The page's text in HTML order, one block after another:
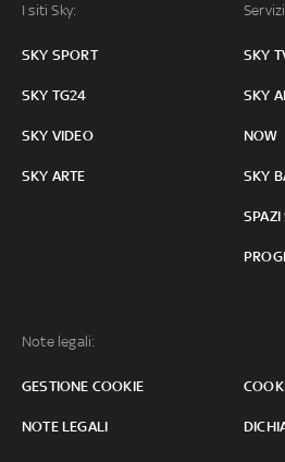
I siti Sky:
SKY SPORT
SKY TG24
SKY VIDEO
SKY ARTE
SKY
SKY
NOW
SKY
SPAZI
Note legali:
GESTIONE COOKIE
NOTE LEGALI